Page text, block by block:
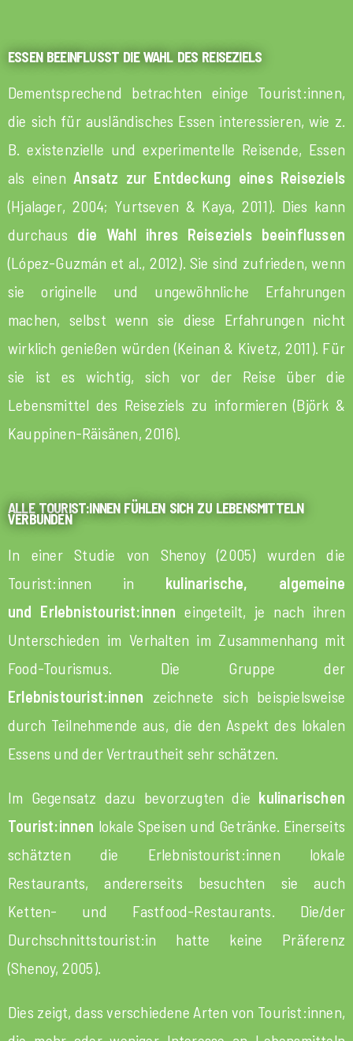
ESSEN BEEINFLUSST DIE WAHL DES REISEZIELS
Dementsprechend betrachten einige Tourist:innen,
die sich für ausländisches Essen interessieren, wie z.
B. existenzielle und experimentelle Reisende, Essen
als einenAnsatz zur Entdeckung eines Reiseziels
(Hjalager, 2004; Yurtseven & Kaya, 2011). Dies kann
durchaus die Wahl ihres Reiseziels beeinflussen
(López-Guzmán et al., 2012). Sie sind zufrieden, wenn
sie originelle und ungewöhnliche Erfahrungen
machen, selbst wenn sie diese Erfahrungen nicht
wirklich genießen würden (Keinan & Kivetz, 2011). Für
sie ist es wichtig, sich vor der Reise über die
Lebensmittel des Reiseziels zu informieren (Björk &
Kauppinen-Räisänen, 2016).
ALLE TOURIST:INNEN FÜHLEN SICH ZU LEBENSMITTELN
VERBUNDEN
In einer Studie von Shenoy (2005) wurden die
Tourist:innen in kulinarische, algemeine
und Erlebnistourist:innen eingeteilt, je nach ihren
Unterschieden im Verhalten im Zusammenhang mit
Food-Tourismus. Die Gruppe der
Erlebnistourist:innen zeichnete sich beispielsweise
durch Teilnehmende aus, die den Aspekt des lokalen
Essens und der Vertrautheit sehr schätzen.
Im Gegensatz dazu bevorzugten die kulinarischen
Tourist:innen lokale Speisen und Getränke. Einerseits
schätzten die Erlebnistourist:innen lokale
Restaurants, andererseits besuchten sie auch
Ketten- und Fastfood-Restaurants. Die/der
Durchschnittstourist:in hatte keine Präferenz
(Shenoy, 2005).
Dies zeigt, dass verschiedene Arten von Tourist:innen,